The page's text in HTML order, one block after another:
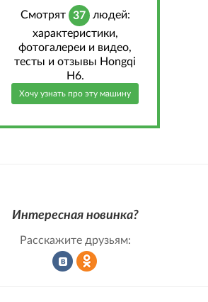
Cмотрят 37 людей:
характеристики,
фотогалереи и видео,
тесты и отзывы Hongqi
H6.
Хочу узнать про эту машину
Интересная новинка?
Расскажите друзьям: